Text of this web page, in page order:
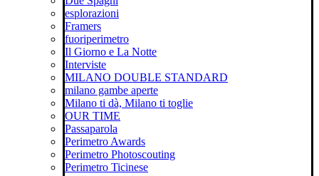
esplorazioni
Framers
fuoriperimetro
Il Giorno e La Notte
Interviste
MILANO DOUBLE STANDARD
milano gambe aperte
Milano ti dà, Milano ti toglie
OUR TIME
Passaparola
Perimetro Awards
Perimetro Photoscouting
Perimetro Ticinese